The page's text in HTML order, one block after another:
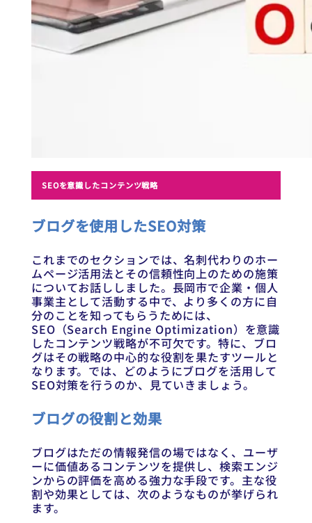
SEOを意識したコンテンツ戦略
ブログを使用したSEO対策
これまでのセクションでは、名刺代わりのホー
ムページ活用法とその信頼性向上のための施策
についてお話ししました。長岡市で企業・個人
事業主として活動する中で、より多くの方に自
分のことを知ってもらうためには、
SEO（Search Engine Optimization）を意識
したコンテンツ戦略が不可欠です。特に、ブロ
グはその戦略の中心的な役割を果たすツールと
なります。では、どのようにブログを活用して
SEO対策を行うのか、見ていきましょう。
ブログの役割と効果
ブログはただの情報発信の場ではなく、ユーザ
ーに価値あるコンテンツを提供し、検索エンジ
ンからの評価を高める強力な手段です。主な役
割や効果としては、次のようなものが挙げられ
ます。